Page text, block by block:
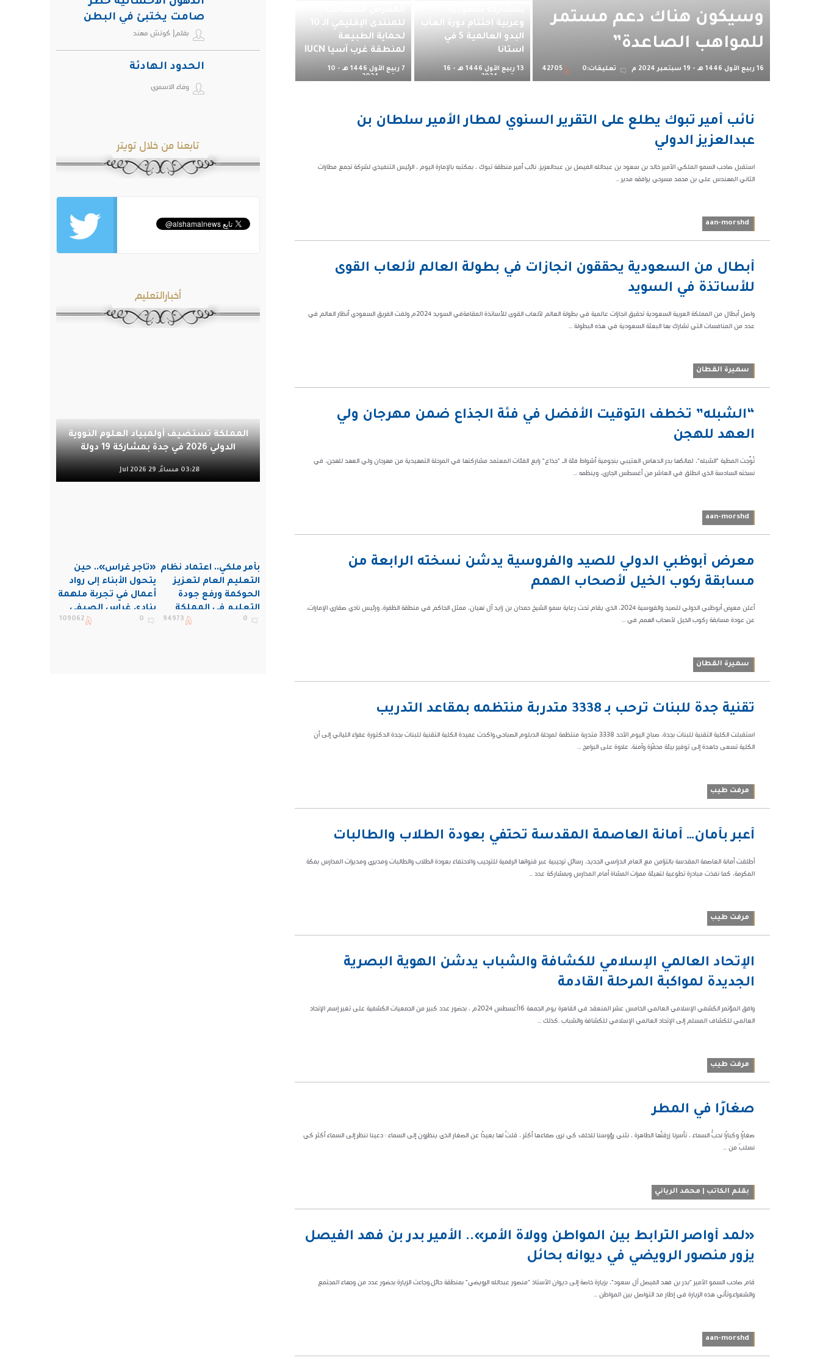
وسيكون هناك دعم مستمر
للمواهب الصاعدة”
16 ربيع الأول 1446 هـ - 19 سبتمبر 2024 م تعليقات:0 42705
وعربية اختتام دورة العاب
البدو العالمية 5 في
استانا
13 ربيع الأول 1446 هـ - 16
سبتمبر 2024 م
للمنتدى الإقليمي الـ 10
لحماية الطبيعة
لمنطقة غرب آسيا IUCN
7 ربيع الأول 1446 هـ - 10
سبتمبر 2024 م
نائب أمير تبوك يطلع على التقرير السنوي لمطار الأمير سلطان بن
عبدالعزيز الدولي
استقبل صاحب السمو الملكي الأمير خالد بن سعود بن عبدالله الفيصل بن عبدالعزيز، نائب أمير منطقة تبوك ، بمكتبه بالإمارة اليوم ، الرئيس التنفيذي لشركة تجمع مطارات
الثاني المهندس علي بن محمد مسرحي يرافقه مدير ...
aan-morshd
أبطال من السعودية يحققون انجازات في بطولة العالم لألعاب القوى
للأساتذة في السويد
واصل أبطال من المملكة العربية السعودية تحقيق انجازات عالمية في بطولة العالم لألعاب القوى للأساتذة المقامةفي السويد 2024م ولفت الفريق السعودي أنظار العالم في
عدد من المنافسات التي تشارك بها البعثة السعودية في هذه البطولة ...
سميرة القطان
“الشبله” تخطف التوقيت الأفضل في فئة الجذاع ضمن مهرجان ولي
العهد للهجن
تُوِّجت المطية "الشبله"، لمالكها بدر الدهاس العتيبي بنجومية أشواط فئة الـ "جذاع" رابع الفئات المعتمد مشاركتها في المرحلة التمهيدية من مهرجان ولي العهد للهجن، في
نسخته السادسة الذي انطلق في العاشر من أغسطس الجاري، وينظمه ...
aan-morshd
معرض أبوظبي الدولي للصيد والفروسية يدشن نسخته الرابعة من
مسابقة ركوب الخيل لأصحاب الهمم
أعلن معرض أبوظبي الدولي للصيد والفروسية 2024، الذي يقام تحت رعاية سمو الشيخ حمدان بن زايد آل نهيان، ممثل الحاكم في منطقة الظفرة، ورئيس نادي صقاري الإمارات،
عن عودة مسابقة ركوب الخيل لأصحاب الهمم في ...
سميرة القطان
تقنية جدة للبنات ترحب بـ 3338 متدربة منتظمه بمقاعد التدريب
استقبلت الكلية التقنية للبنات بجدة، صباح اليوم الأحد ٣٣٣٨ متدربة منتظمة لمرحلة الدبلوم الصباحي.واكدت عميدة الكلية التقنية للبنات بجدة الدكتورة عفراء اللياتي إلى أن
الكلية تسعى جاهدة إلى توفير بيئة محفّزة وآمنة، علاوة على البرامج ...
مرفت طيب
أعبر بأمان… أمانة العاصمة المقدسة تحتفي بعودة الطلاب والطالبات
أطلقت أمانة العاصمة المقدسة بالتزامن مع العام الدراسي الجديد، رسائل ترحيبية عبر قنواتها الرقمية للترحيب والاحتفاء بعودة الطلاب والطالبات ومديري ومديرات المدارس بمكة
المكرمة، كما نفذت مبادرة تطوعية لتهيئة ممرات المشاة أمام المدارس وبمشاركة عدد ...
مرفت طيب
الإتحاد العالمي الإسلامي للكشافة والشباب يدشن الهوية البصرية
الجديدة لمواكبة المرحلة القادمة
وافق المؤتمر الكشفي الإسلامي العالمي الخامس عشر المنعقد في القاهرة يوم الجمعة 16أغسطس 2024م ، بحضور عدد كبير من الجمعيات الكشفية على تغير إسم الإتحاد
العالمي للكشاف المسلم إلى الإتحاد العالمي الإسلامي للكشافة والشباب .كذلك ...
مرفت طيب
صغارًا في المطر
صغارًا وكبارًا نحبُّ السماء ، تأسرنا زرقتُها الطاهرة ، نثني رؤوسنا للخلف كي نرى صفاءها أكثر ، قلتُ لها بعيدًا عن الصغار الذي ينظرون إلى السماء : دعينا ننظر إلى السماء أكثر كي
نسلبَ من ...
بقلم الكاتب | محمد الرياني
«لمد أواصر الترابط بين المواطن وولاة الأمر».. الأمير بدر بن فهد الفيصل
يزور منصور الرويضي في ديوانه بحائل
قام صاحب السمو الأمير "بدر بن فهد الفيصل آل سعود"، بزيارة خاصة إلى ديوان الأستاذ "منصور عبدالله الرويضي" بمنطقة حائل.وجاءت الزيارة بحضور عدد من وجهاء المجتمع
والشعراء.وتأتي هذه الزيارة في إطار مد التواصل بين المواطن ...
aan-morshd
صامت يختبئ في البطن
ويهدد صحة الإنسان
بقلم| كوتش مهند
الحدود الهادئة
وفاء الاسمري
تابعنا من خلال تويتر
أخبارالتعليم
المملكة تستضيف أولمبياد العلوم النووية
الدولي 2026 في جدة بمشاركة 19 دولة
03:28 مساءً, 29 Jul 2026
بأمر ملكي.. اعتماد نظام
التعليم العام لتعزيز
الحوكمة ورفع جودة
التعليم في المملكة
0
94973
«تاجر غراس».. حين
يتحول الأبناء إلى رواد
أعمال في تجربة ملهمة
بنادي غراس الصيفي
بالجبيل
0
109062